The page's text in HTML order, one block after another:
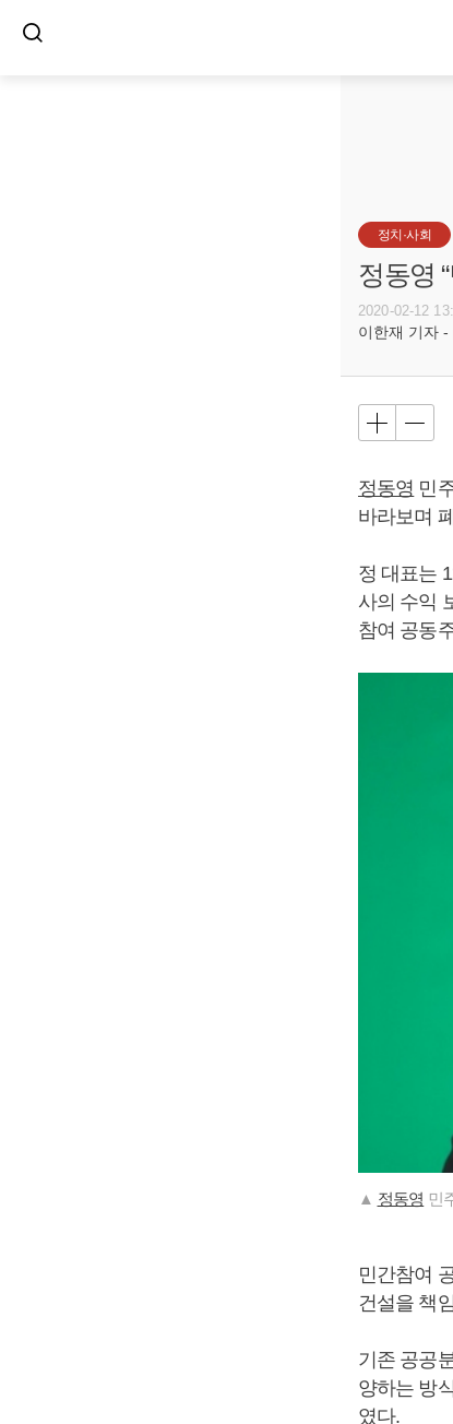
정치·사회
정동영
2020-02-12
이한재 기자
정동영 민
바라보며
정 대표는
사의 수익
참여 공동
▲ 정동영 민
민간참여
건설을 책
기존 공공
양하는 방
였다.